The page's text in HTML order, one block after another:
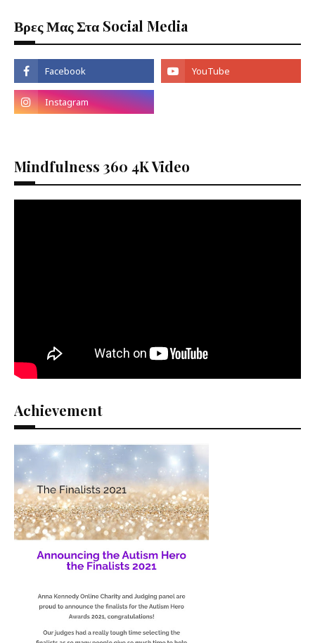
Αγώνων και χάρις σε ποιόν έγιναν. Επίσης,
μπορεί κάποιος να δει μεγάλες στιγμέςτων
Ολυμπιακών Αγώνων (θερινών-
Ολυμπιακούς της Βραζηλίας το 2016, αλλά
και πολλά άλλα. Προσωπικά, η αγαπιμένη
μου αίθουσα, είναι αυτή,όπου φαίνονται
Αγώνων (θερινών-χειμερινών).
Τέλος πάντων, όπως καταλάβατε και από
εμπειρία γιαεμένα και τους φίλους μου,
όπου με πολύ χαρά θα την ξανα έκανα.
Ελπίζω μόνο να μην σαςκούρασα.
Αλκίνοος
Βρες Μας Στα Social Media
Mindfulness 360 4K Video
Achievement